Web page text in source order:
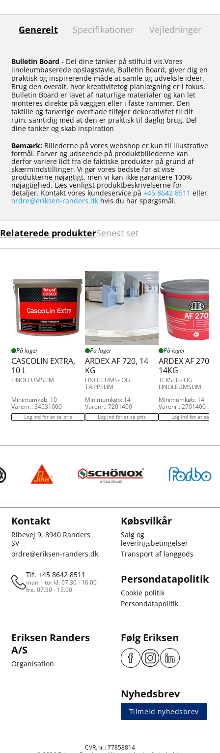
Generelt Specifikationer Vejledninger
Bulletin Board - Del dine tanker på stilfuld vis.Vores
linoleumbaserede opslagstavle, Bulletin Board, giver dig en
praktisk og inspirerende måde at samle og udveksle ideer.
Brug den overalt, hvor kreativitetog planlægning er i fokus.
Bulletin Board er lavet af naturlige materialer og kan let
monteres direkte på væggen eller i faste rammer. Den
taktille og farverige overflade tilføjer dekorativitet til dit
rum, samtidig med at den er praktisk til daglig brug. Del
dine tanker og skab inspiration
Bemærk: Billederne på vores webshop er kun til illustrative
formål. Farver og udseende på produktbillederne kan
derfor variere lidt fra de faktiske produkter på grund af
skærmindstillinger. Vi gør vores bedste for at vise
produkterne nøjagtigt, men vi kan ikke garantere 100%
nøjagtighed. Læs venligst produktbeskrivelserne for
detaljer. Kontakt vores kundeservice på +45 8642 8511 eller
ordre@eriksen-randers.dk hvis du har spørgsmål.
Relaterede produkterSenest set
På lager
CASCOLIN EXTRA,
10 L
LINOLEUMSLIM
Minimumkøb: 10
Varenr.: 34531000
Log ind for at se pris
På lager
ARDEX AF 720, 14
KG
LINOLEUMS- OG
TÆPPELIM
Minimumkøb: 14
Varenr.: 7201400
Log ind for at se pris
På lager
ARDEX AF 270,
14KG
TEKSTIL- OG
LINOLEUMSLIM
Minimumkøb: 14
Varenr.: 2701400
Log ind for at se pris
Kontakt
Ribevej 9, 8940 Randers
SV
ordre@eriksen-randers.dk
Tlf. +45 8642 8511
man. - tor kl. 07.30 - 16.00
fre. 07.30 - 15.00
Købsvilkår
Salg og
leveringsbetingelser
Transport af langgods
Persondatapolitik
Cookie politik
Persondatapolitik
Eriksen Randers
A/S
Organisation
Følg Eriksen
Nyhedsbrev
Tilmeld nyhedsbrev
CVR.nr.: 77858814